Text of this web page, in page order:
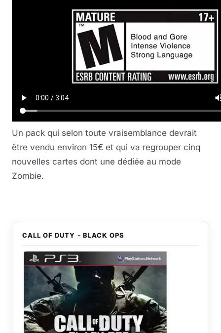
Un pack qui selon toute vraisemblance devrait
être vendu environ 15€ et qui va regrouper cinq
nouvelles cartes dont une dédiée au mode
Zombie.
CALL OF DUTY - BLACK OPS